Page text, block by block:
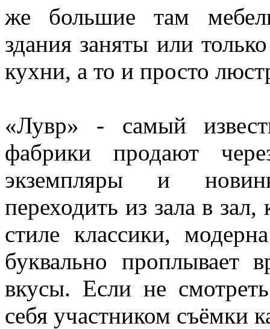
же большие там
здания заняты или
кухни, а то и просто
«Лувр» - самый
фабрики продают
экземпляры и
переходить из зала в
стиле классики,
буквально проплывает
вкусы. Если не
себя участником съёмки